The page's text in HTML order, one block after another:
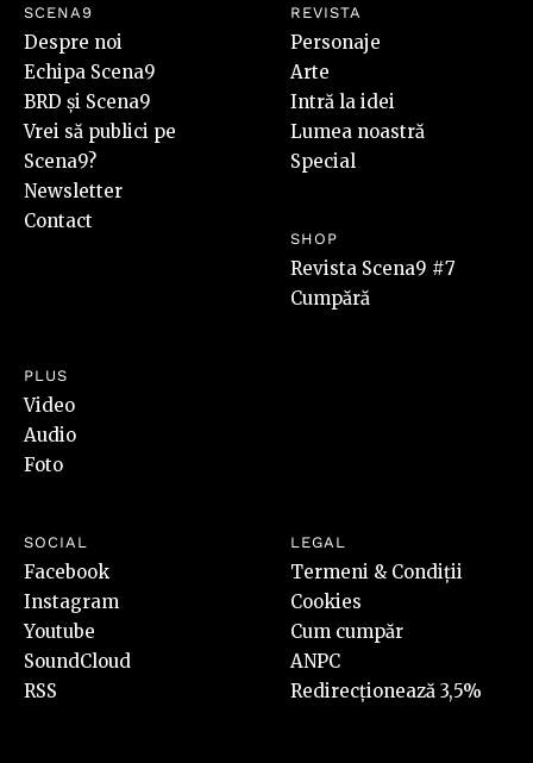
SCENA9
Despre noi
Echipa Scena9
BRD și Scena9
Vrei să publici pe
Scena9?
Newsletter
Contact
REVISTA
Personaje
Arte
Intră la idei
Lumea noastră
Special
SHOP
Revista Scena9 #7
Cumpără
PLUS
Video
Audio
Foto
SOCIAL
Facebook
Instagram
Youtube
SoundCloud
RSS
LEGAL
Termeni & Condiții
Cookies
Cum cumpăr
ANPC
Redirecționează 3,5%